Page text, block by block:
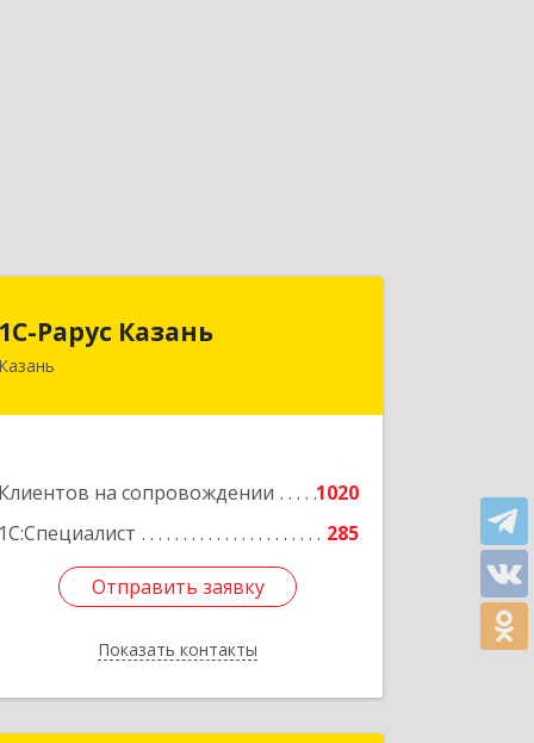
1С-Рарус Казань
Казань
Клиентов на сопровождении
1020
1С:Специалист
285
Отправить заявку
Показать контакты
420088, Татарстан Респ, Казань г,
Отправить заявку
Назад